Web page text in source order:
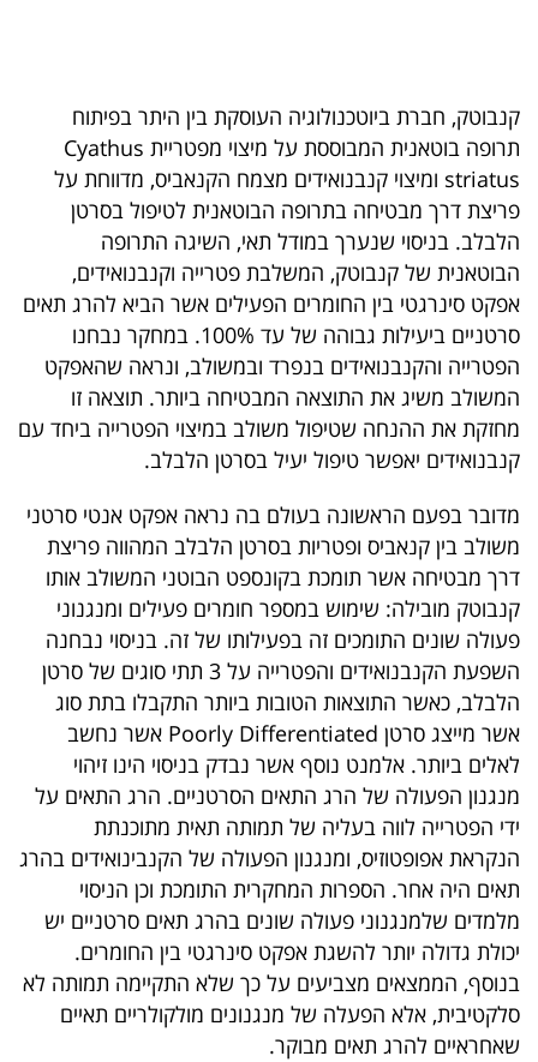
40
שיתופי
פעולה
דרושים
ניוזלטרים
מייל
אדום
פרסמו
באייס
עקבו
אחרינו:
קנבוטק, חברת ביוטכנולוגיה העוסקת בין היתר בפיתוח
תרופה בוטאנית המבוססת על מיצוי מפטריית Cyathus
striatus ומיצוי קנבנואידים מצמח הקנאביס, מדווחת על
פריצת דרך מבטיחה בתרופה הבוטאנית לטיפול בסרטן
הלבלב. בניסוי שנערך במודל תאי, השיגה התרופה
הבוטאנית של קנבוטק, המשלבת פטרייה וקנבנואידים,
אפקט סינרגטי בין החומרים הפעילים אשר הביא להרג תאים
סרטניים ביעילות גבוהה של עד 100%. במחקר נבחנו
הפטרייה והקנבנואידים בנפרד ובמשולב, ונראה שהאפקט
המשולב משיג את התוצאה המבטיחה ביותר. תוצאה זו
מחזקת את ההנחה שטיפול משולב במיצוי הפטרייה ביחד עם
קנבנואידים יאפשר טיפול יעיל בסרטן הלבלב.
מדובר בפעם הראשונה בעולם בה נראה אפקט אנטי סרטני
משולב בין קנאביס ופטריות בסרטן הלבלב המהווה פריצת
דרך מבטיחה אשר תומכת בקונספט הבוטני המשולב אותו
קנבוטק מובילה: שימוש במספר חומרים פעילים ומנגנוני
פעולה שונים התומכים זה בפעילותו של זה. בניסוי נבחנה
השפעת הקנבנואידים והפטרייה על 3 תתי סוגים של סרטן
הלבלב, כאשר התוצאות הטובות ביותר התקבלו בתת סוג
אשר מייצג סרטן Poorly Differentiated אשר נחשב
לאלים ביותר. אלמנט נוסף אשר נבדק בניסוי הינו זיהוי
מנגנון הפעולה של הרג התאים הסרטניים. הרג התאים על
ידי הפטרייה לווה בעליה של תמותה תאית מתוכנתת
הנקראת אפופטוזיס, ומנגנון הפעולה של הקנבינואידים בהרג
תאים היה אחר. הספרות המחקרית התומכת וכן הניסוי
מלמדים שלמנגנוני פעולה שונים בהרג תאים סרטניים יש
יכולת גדולה יותר להשגת אפקט סינרגטי בין החומרים.
בנוסף, הממצאים מצביעים על כך שלא התקיימה תמותה לא
סלקטיבית, אלא הפעלה של מנגנונים מולקולריים תאיים
שאחראיים להרג תאים מבוקר.